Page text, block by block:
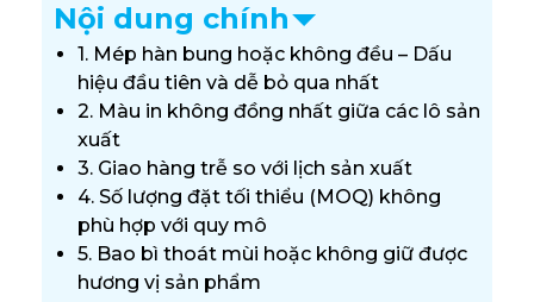
Nội dung chính
1. Mép hàn bung hoặc không đều – Dấu
hiệu đầu tiên và dễ bỏ qua nhất
2. Màu in không đồng nhất giữa các lô sản
xuất
3. Giao hàng trễ so với lịch sản xuất
4. Số lượng đặt tối thiểu (MOQ) không
phù hợp với quy mô
5. Bao bì thoát mùi hoặc không giữ được
hương vị sản phẩm